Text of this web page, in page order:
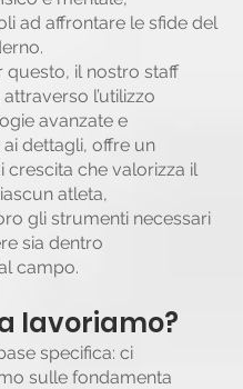
ad affrontare le sfide del
questo, il nostro staff
l’utilizzo
avanzate e
ai dettagli, offre un
crescita che valorizza il
atleta,
gli strumenti necessari
sia dentro
campo.
lavoriamo?
specifica: ci
sulle fondamenta